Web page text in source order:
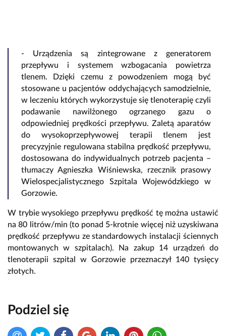
- Urządzenia są zintegrowane z generatorem
przepływu i systemem wzbogacania powietrza
tlenem. Dzięki czemu z powodzeniem mogą być
stosowane u pacjentów oddychających samodzielnie,
w leczeniu których wykorzystuje się tlenoterapię czyli
podawanie nawilżonego ogrzanego gazu o
odpowiedniej prędkości przepływu. Zaletą aparatów
do wysokoprzepływowej terapii tlenem jest
precyzyjnie regulowana stabilna prędkość przepływu,
dostosowana do indywidualnych potrzeb pacjenta –
tłumaczy Agnieszka Wiśniewska, rzecznik prasowy
Wielospecjalistycznego Szpitala Wojewódzkiego w
Gorzowie.
W trybie wysokiego przepływu prędkość tę można ustawić
na 80 litrów/min (to ponad 5-krotnie więcej niż uzyskiwana
prędkość przepływu ze standardowych instalacji ściennych
montowanych w szpitalach). Na zakup 14 urządzeń do
tlenoterapii szpital w Gorzowie przeznaczył 140 tysięcy
złotych.
Podziel się